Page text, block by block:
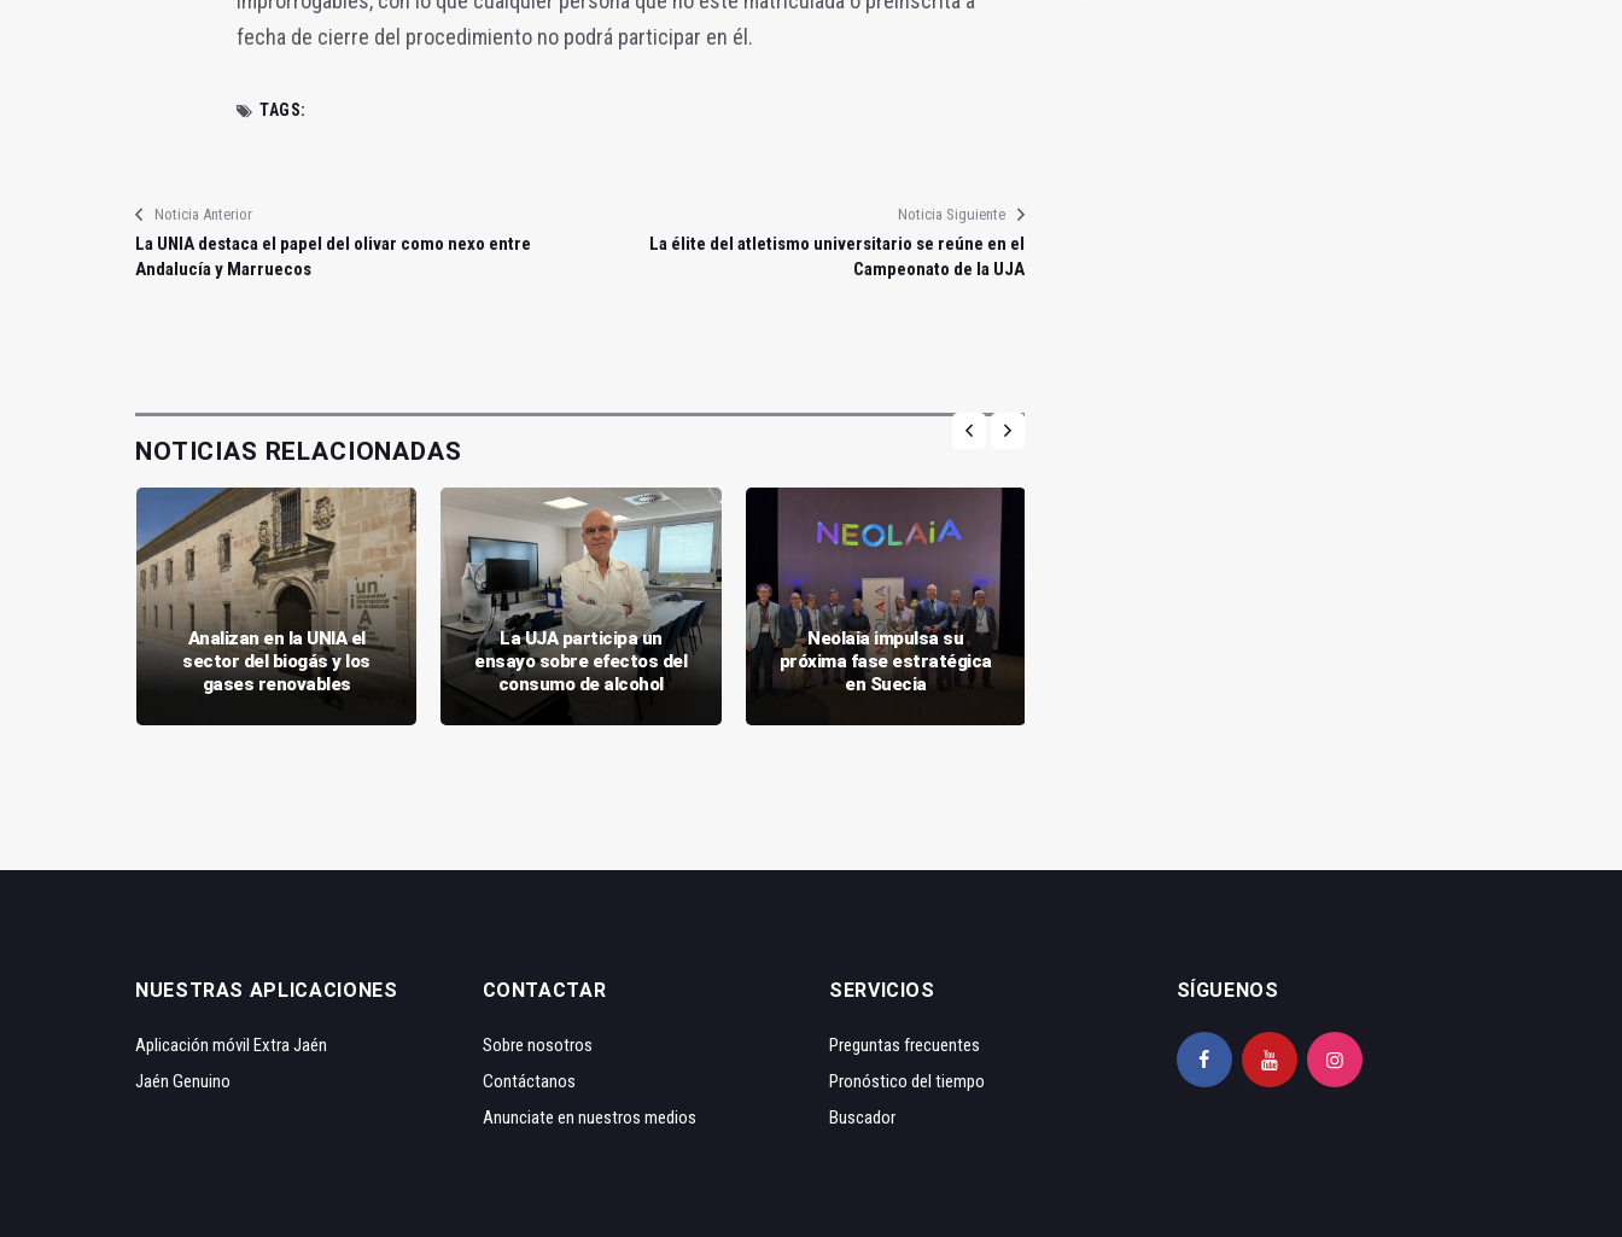
fecha de cierre del procedimiento no podrá participar en él.
TAGS:
Noticia Anterior
La UNIA destaca el papel del olivar como nexo entre
Andalucía y Marruecos
Noticia Siguiente
La élite del atletismo universitario se reúne en el
Campeonato de la UJA
NOTICIAS RELACIONADAS
Analizan en la UNIA el
sector del biogás y los
gases renovables
La UJA participa un
ensayo sobre efectos del
consumo de alcohol
Neolaia impulsa su
próxima fase estratégica
en Suecia
NUESTRAS APLICACIONES
Aplicación móvil Extra Jaén
Jaén Genuino
CONTACTAR
Sobre nosotros
Contáctanos
Anunciate en nuestros medios
SERVICIOS
Preguntas frecuentes
Pronóstico del tiempo
Buscador
SÍGUENOS